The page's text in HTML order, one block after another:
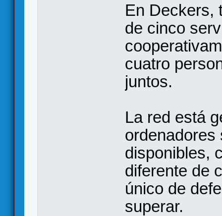
En Deckers,
de cinco
cuatro
juntos.
La red está
ordenadores
disponibles,
diferente de
único de
superar.